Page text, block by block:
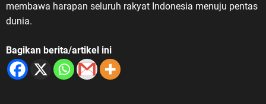
membawa harapan seluruh rakyat Indonesia menuju pentas
dunia.
Bagikan berita/artikel ini